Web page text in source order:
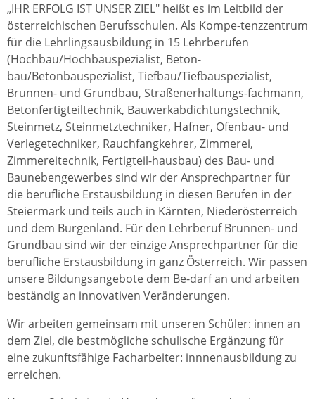
„IHR ERFOLG IST UNSER ZIEL" heißt es im Leitbild der
österreichischen Berufsschulen. Als Kompe-tenzzentrum
für die Lehrlingsausbildung in 15 Lehrberufen
(Hochbau/Hochbauspezialist, Beton-
bau/Betonbauspezialist, Tiefbau/Tiefbauspezialist,
Brunnen- und Grundbau, Straßenerhaltungs-fachmann,
Betonfertigteiltechnik, Bauwerkabdichtungstechnik,
Steinmetz, Steinmetztechniker, Hafner, Ofenbau- und
Verlegetechniker, Rauchfangkehrer, Zimmerei,
Zimmereitechnik, Fertigteil-hausbau) des Bau- und
Baunebengewerbes sind wir der Ansprechpartner für
die berufliche Erstausbildung in diesen Berufen in der
Steiermark und teils auch in Kärnten, Niederösterreich
und dem Burgenland. Für den Lehrberuf Brunnen- und
Grundbau sind wir der einzige Ansprechpartner für die
berufliche Erstausbildung in ganz Österreich. Wir passen
unsere Bildungsangebote dem Be-darf an und arbeiten
beständig an innovativen Veränderungen.
Wir arbeiten gemeinsam mit unseren Schüler: innen an
dem Ziel, die bestmögliche schulische Ergänzung für
eine zukunftsfähige Facharbeiter: innnenausbildung zu
erreichen.